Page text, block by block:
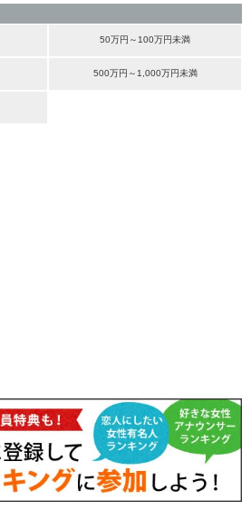
50万円～100万円未満
500万円～1,000万円未満